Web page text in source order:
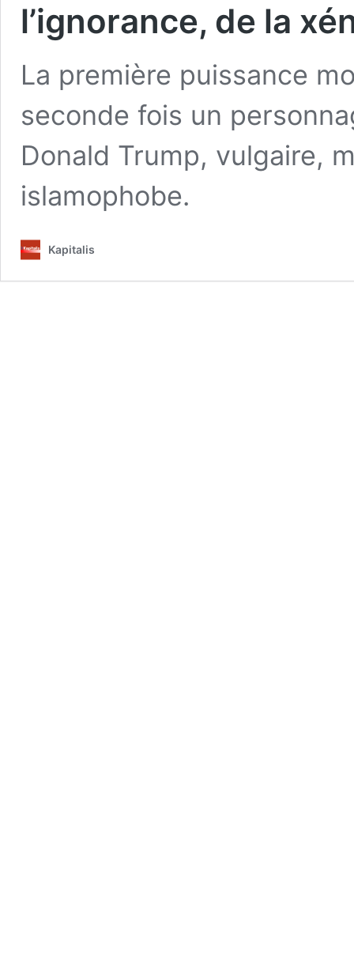
l’ignorance, de la
La première puissance
seconde fois un
Donald Trump, vulgaire,
islamophobe.
Kapitalis